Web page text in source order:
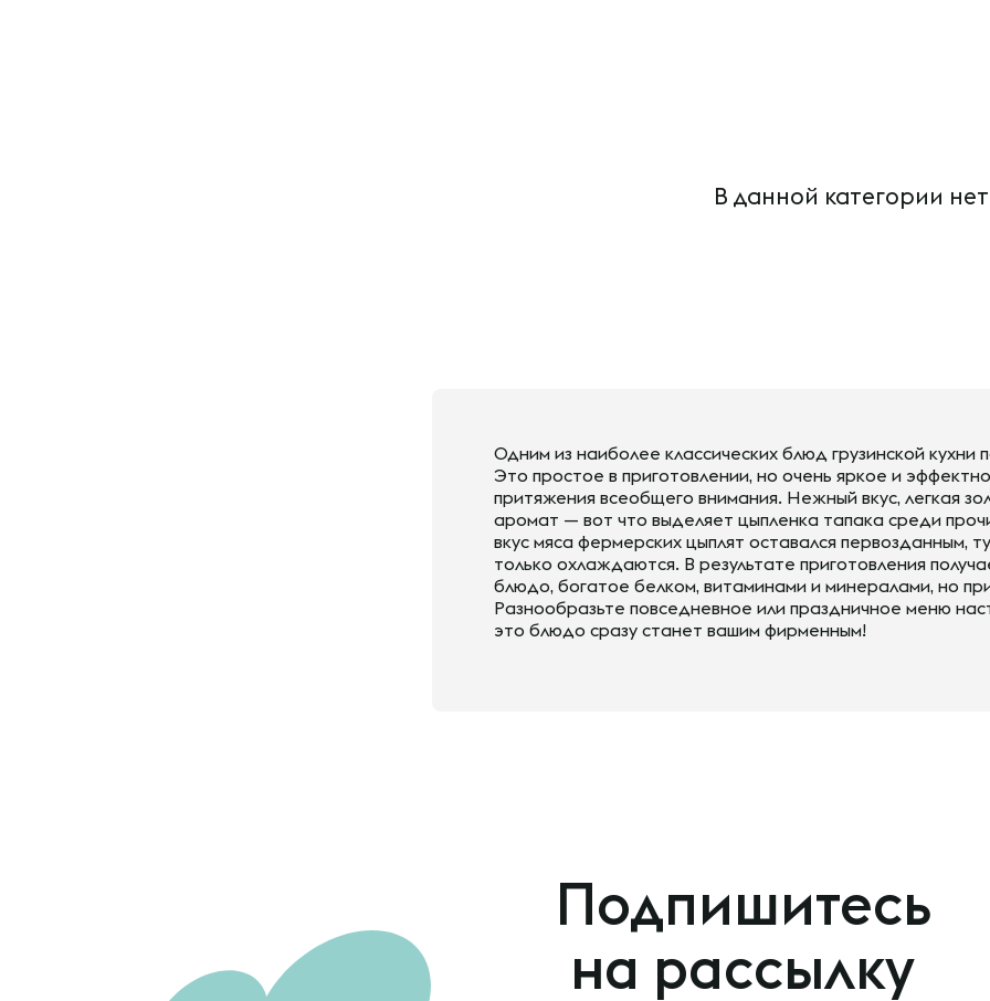
В данной категории
Одним из наиболее классических блюд грузинской кухни
Это простое в приготовлении, но очень яркое и
притяжения всеобщего внимания. Нежный вкус, легкая
аромат — вот что выделяет цыпленка тапака среди
вкус мяса фермерских цыплят оставался первозданным,
только охлаждаются. В результате приготовления
блюдо, богатое белком, витаминами и минералами, но
Разнообразьте повседневное или праздничное меню
это блюдо сразу станет вашим фирменным!
Подпишитесь
на рассылку